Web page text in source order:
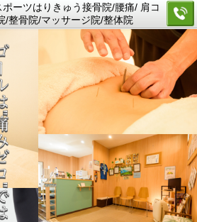
ポーツはりきゅう接骨院/腰痛/ 肩コ
/整骨院/マッサージ院/整体院